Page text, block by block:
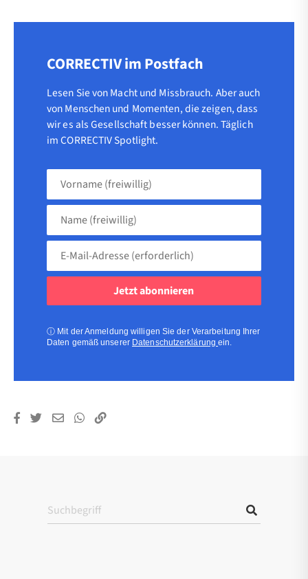
CORRECTIV im Postfach
Lesen Sie von Macht und Missbrauch. Aber auch
von Menschen und Momenten, die zeigen, dass
wir es als Gesellschaft besser können. Täglich
im CORRECTIV Spotlight.
Vorname
Name
(freiwillig)
Adresse
ⓘ Mit der Anmeldung willigen Sie der Verarbeitung Ihrer
Daten gemäß unserer Datenschutzerklärungein.